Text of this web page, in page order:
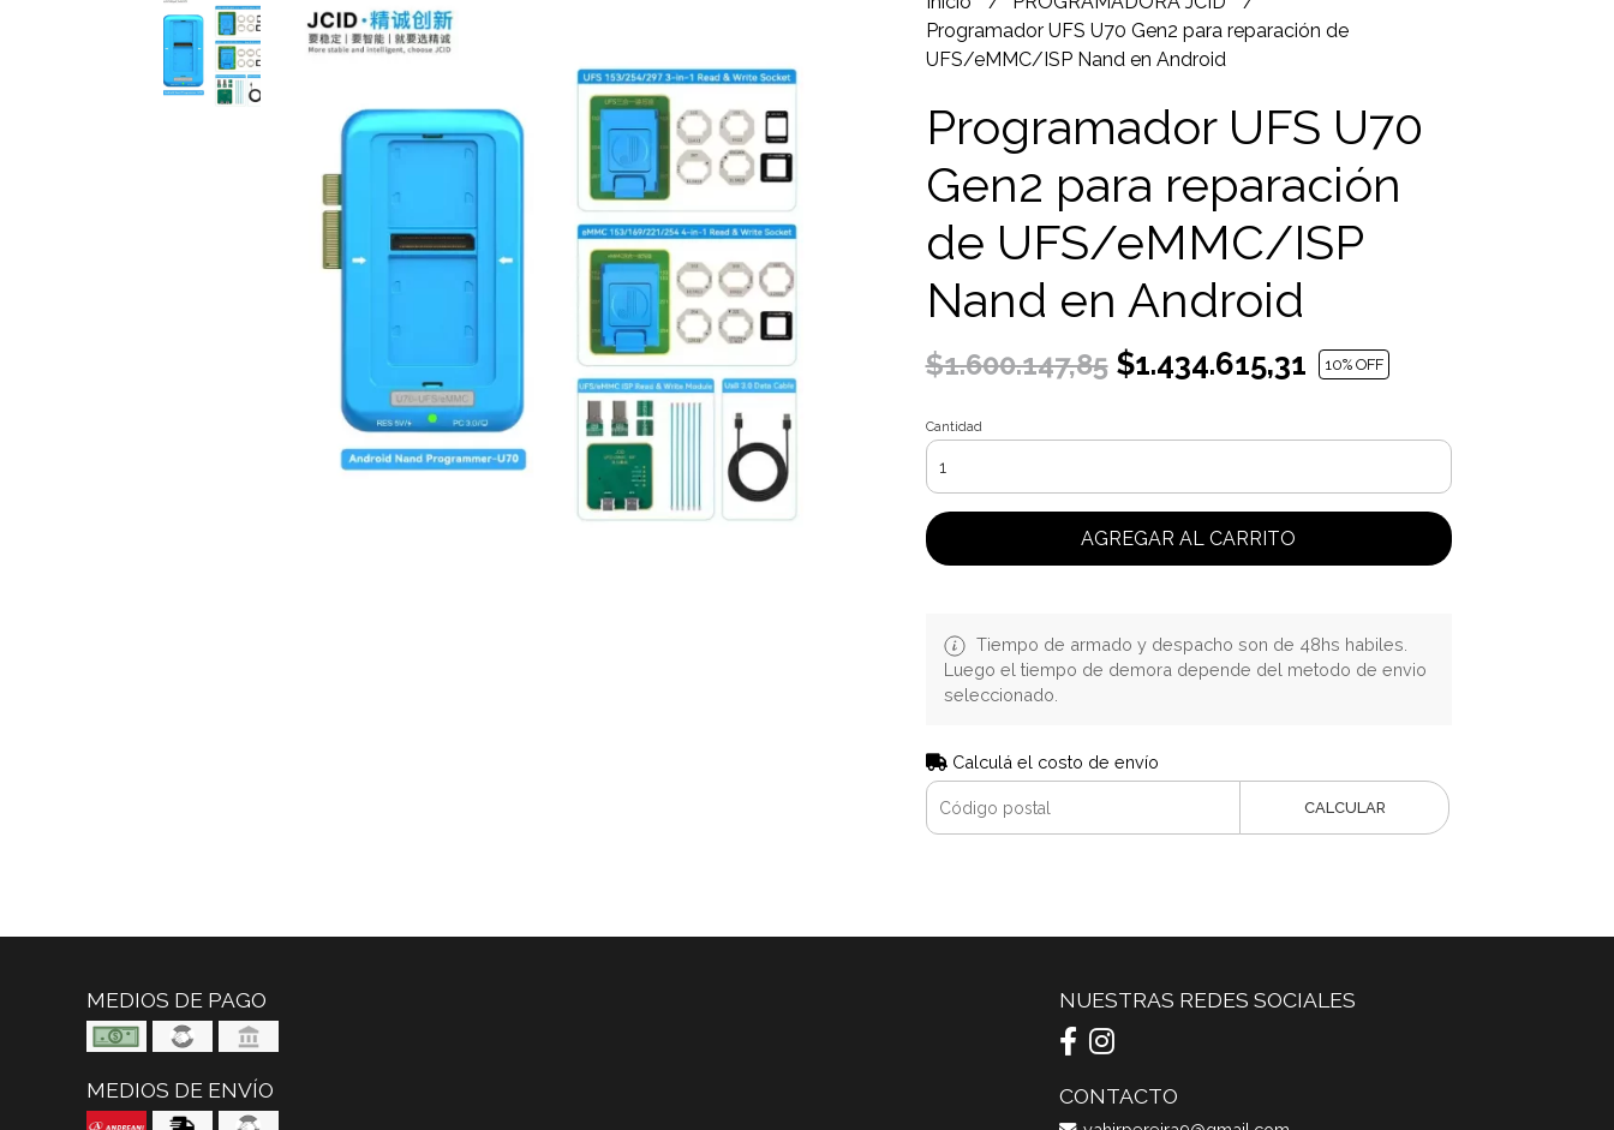
Programador UFS U70 Gen2 para reparación de
UFS/eMMC/ISP Nand en Android
Programador UFS U70
Gen2 para reparación
de UFS/eMMC/ISP
Nand en Android
$1.600.147,85$1.434.615,31 10% OFF
Cantidad
AGREGAR AL CARRITO
Tiempo de armado y despacho son de 48hs habiles.
Luego el tiempo de demora depende del metodo de envio
seleccionado.
Calculá el costo de envío
CALCULAR
MEDIOS DE PAGO
MEDIOS DE ENVÍO
NUESTRAS REDES SOCIALES
CONTACTO